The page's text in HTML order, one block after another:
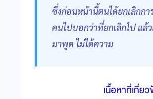
ซึ่งก่อนหน้านี้ตนได้ยกเลิกก
คนไปบอกว่าที่ยกเลิกไป แล้
มาพูด ไม่ได้ความ
เนื้อหาที่เกี่ยว